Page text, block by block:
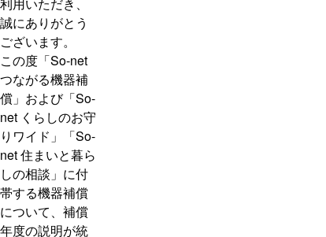
誠にありがとう
ございます。
この度「So-net
つながる機器補
償」および「So-
net くらしのお守
りワイド」「So-
net 住まいと暮ら
しの相談」に付
帯する機器補償
について、補償
年度の説明が統